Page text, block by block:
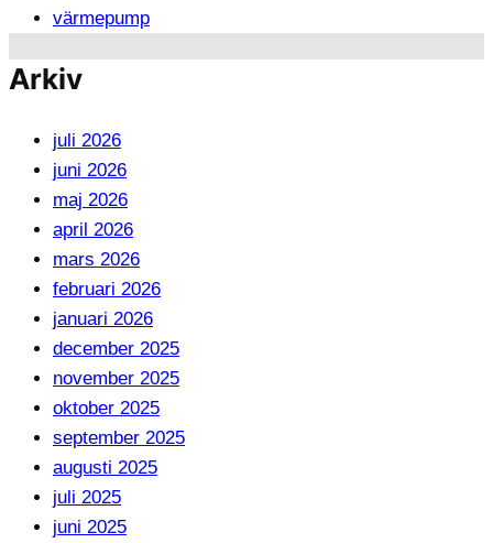
värmepump
Arkiv
juli 2026
juni 2026
maj 2026
april 2026
mars 2026
februari 2026
januari 2026
december 2025
november 2025
oktober 2025
september 2025
augusti 2025
juli 2025
juni 2025